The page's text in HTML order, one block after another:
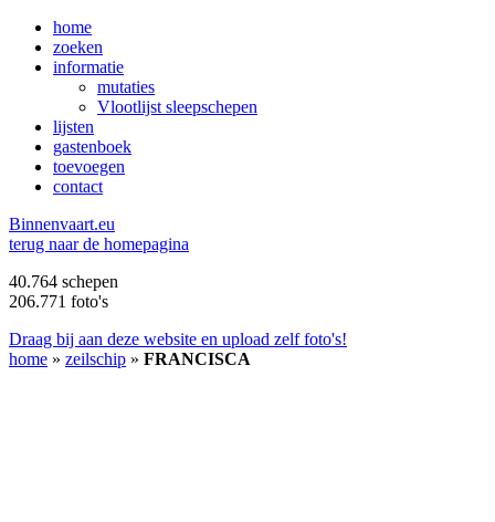
home
zoeken
informatie
mutaties
Vlootlijst sleepschepen
lijsten
gastenboek
toevoegen
contact
Binnenvaart.eu
terug naar de homepagina
40.764 schepen
206.771 foto's
Draag bij aan deze website en upload zelf foto's!
home » zeilschip » FRANCISCA